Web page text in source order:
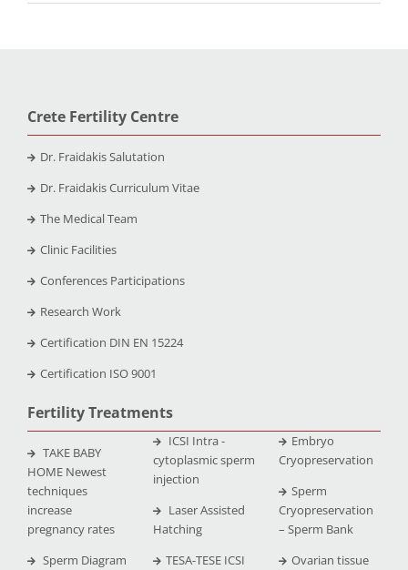
Crete Fertility Centre
Dr. Fraidakis Salutation
Dr. Fraidakis Curriculum Vitae
The Medical Team
Clinic Facilities
Conferences Participations
Research Work
Certification DIN EN 15224
Certification ISO 9001
Fertility Treatments
TAKE BABY
HOME Newest
techniques
increase
pregnancy rates
Sperm Diagram
ICSI Intra -
cytoplasmic sperm
injection
Laser Assisted
Hatching
TESA-TESE ICSI
Embryo
Cryopreservation
Sperm
Cryopreservation
– Sperm Bank
Ovarian tissue